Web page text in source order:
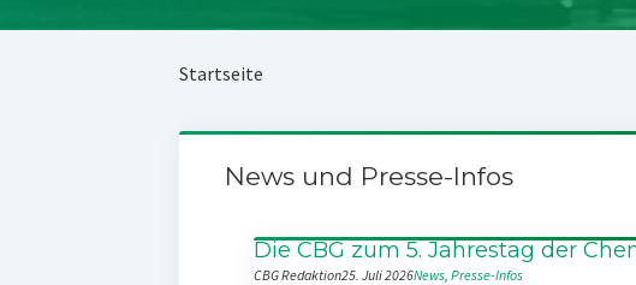
Startseite
News und Presse-Infos
Die CBG zum 5. Jahrestag der
CBG Redaktion25. Juli 2026News, Presse-Infos